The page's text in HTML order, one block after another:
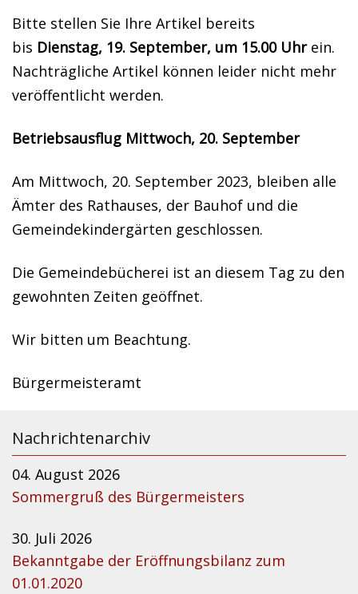
Bitte stellen Sie Ihre Artikel bereits
bis Dienstag, 19. September, um 15.00 Uhrein.
Nachträgliche Artikel können leider nicht mehr
veröffentlicht werden.
Betriebsausflug Mittwoch, 20. September
Am Mittwoch, 20. September 2023, bleiben alle
Ämter des Rathauses, der Bauhof und die
Gemeindekindergärten geschlossen.
Die Gemeindebücherei ist an diesem Tag zu den
gewohnten Zeiten geöffnet.
Wir bitten um Beachtung.
Bürgermeisteramt
Nachrichtenarchiv
04. August 2026
Sommergruß des Bürgermeisters
30. Juli 2026
Bekanntgabe der Eröffnungsbilanz zum
01.01.2020